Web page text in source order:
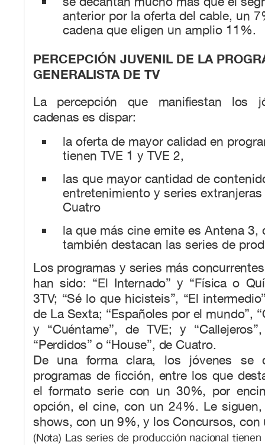
anterior por la oferta del cable, un
cadena que eligen un amplio 11%.
PERCEPCIÓN JUVENIL DE LA
GENERALISTA DE TV
La percepción que manifiestan los
cadenas es dispar:
la oferta de mayor calidad en
tienen TVE 1 y TVE 2,
las que mayor cantidad de
entretenimiento y series
Cuatro
la que más cine emite es Antena 3,
también destacan las series de
Los programas y series más
han sido: “El Internado” y “Física o
3TV; “Sé lo que hicisteis”, “El
de La Sexta; “Españoles por el mundo”,
y “Cuéntame”, de TVE; y
“Perdidos” o “House”, de Cuatro.
De una forma clara, los jóvenes se
programas de ficción, entre los que
el formato serie con un 30%, por
opción, el cine, con un 24%. Le
shows, con un 9%, y los Concursos, con
(Nota) Las series de producción nacional